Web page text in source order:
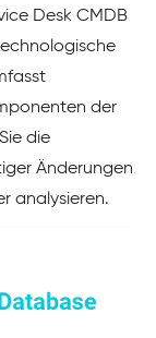
Desk CMDB
der
die
Änderungen
analysieren.